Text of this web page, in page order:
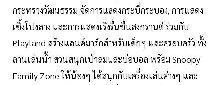
กระทรวงวัฒนธรรม จัดการแสดงกระบี่กระบอง, การแสดง
เซิ้งโปงลาง และการแสดงเริงรื่นชื่นสงกรานต์ ร่วมกับ
Playland สร้างแลนด์มาร์กสำหรับเด็กๆ และครอบครัว ทั้ง
ลานเล่นน้ำ สวนสนุกเป่าลมและบ่อบอล พร้อม Snoopy
Family Zone ให้น้องๆ ได้สนุกกับเครื่องเล่นต่างๆ และ